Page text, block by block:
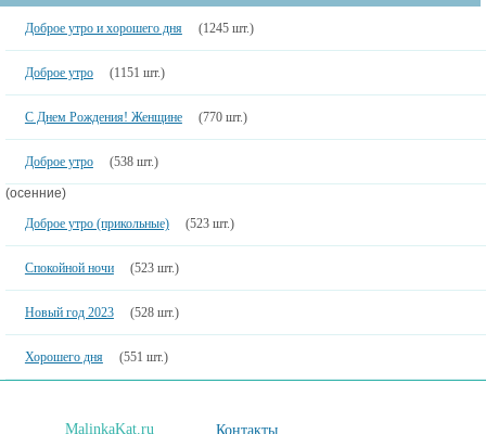
Доброе утро и хорошего дня (1245 шт.)
Доброе утро (1151 шт.)
С Днем Рождения! Женщине (770 шт.)
Доброе утро (538 шт.)
(осенние)
Доброе утро (прикольные)
(523 шт.)
Спокойной ночи (523 шт.)
Новый год 2023 (528 шт.)
Хорошего дня (551 шт.)
MalinkaKat.ru Контакты